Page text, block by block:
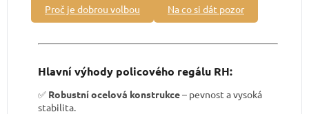
Proč je dobrou volbou Na co si dát pozor
Hlavní výhody policového regálu RH:
✅ Robustní ocelová konstrukce– pevnost a vysoká
stabilita.